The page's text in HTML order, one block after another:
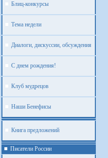
Блиц-конкурсы
Тема недели
Диалоги, дискуссии, обсуждения
С днем рождения!
Клуб мудрецов
Наши Бенефисы
Книга предложений
Писатели России